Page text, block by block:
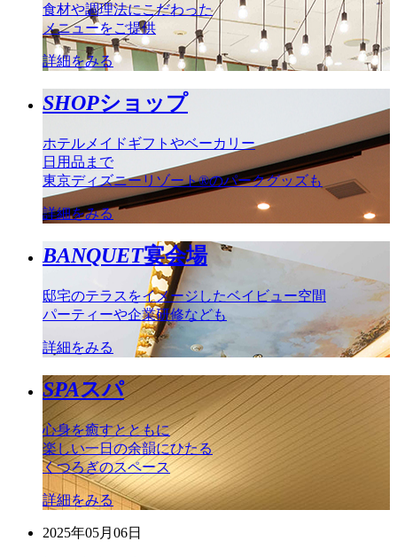
食材や調理法にこだわった
メニューをご提供
詳細をみる
SHOPショップ
ホテルメイドギフトやベーカリー
日用品まで
東京ディズニーリゾート®のパークグッズも
詳細をみる
BANQUET宴会場
邸宅のテラスをイメージしたベイビュー空間
パーティーや企業研修なども
詳細をみる
SPAスパ
心身を癒すとともに
楽しい一日の余韻にひたる
くつろぎのスペース
詳細をみる
2025年05月06日